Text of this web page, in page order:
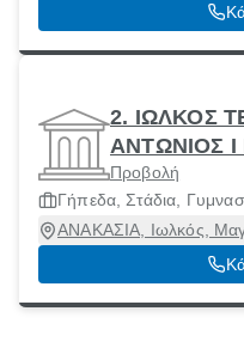
2. ΙΩΛΚΟΣ
ΑΝΤΩΝΙΟΣ
Προβολή
Γήπεδα, Στάδια,
ΑΝΑΚΑΣΙΑ, Ιωλκός,